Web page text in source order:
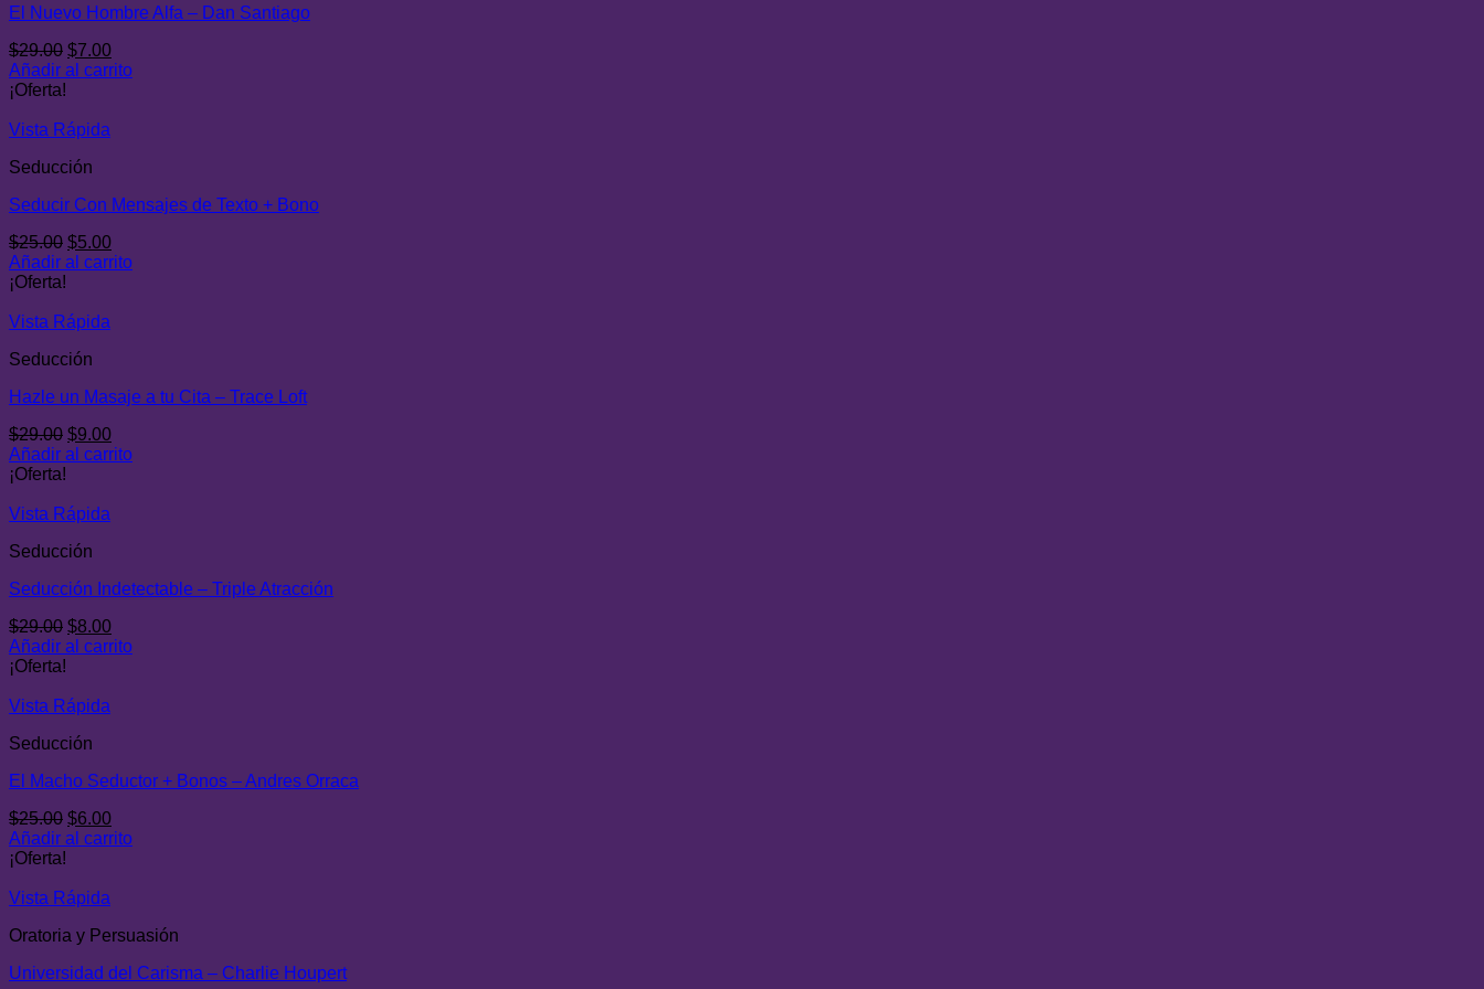
El Nuevo Hombre Alfa – Dan Santiago
$29.00 El
precio
$29.00.
$7.00El
precio
Añadir al carrito
¡Oferta!
Vista Rápida
Seducción
Seducir Con Mensajes de Texto + Bono
$25.00 El
precio
$25.00.
$5.00El
precio
Añadir al carrito
¡Oferta!
Vista Rápida
Seducción
Hazle un Masaje a tu Cita – Trace Loft
$29.00 El
precio
$29.00.
$9.00El
precio
Añadir al carrito
¡Oferta!
Vista Rápida
Seducción
Seducción Indetectable – Triple Atracción
$29.00 El
precio
$29.00.
$8.00El
precio
Añadir al carrito
¡Oferta!
Vista Rápida
Seducción
El Macho Seductor + Bonos – Andres Orraca
$25.00 El
precio
$25.00.
$6.00El
precio
Añadir al carrito
¡Oferta!
Vista Rápida
Oratoria y Persuasión
Universidad del Carisma – Charlie Houpert